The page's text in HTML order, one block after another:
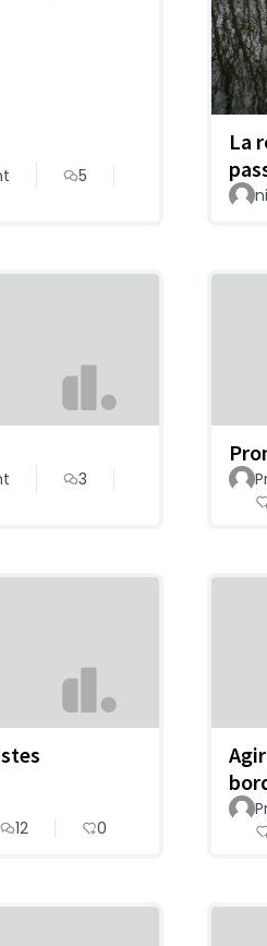
5
La
3
12 0